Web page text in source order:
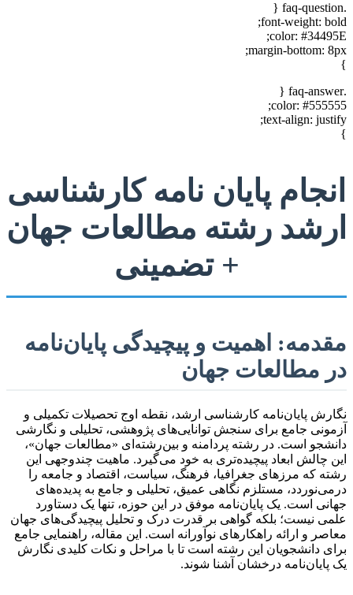
.faq-question {
font-weight: bold;
color: #34495E;
margin-bottom: 8px;
}
.faq-answer {
color: #555555;
text-align: justify;
}
انجام پایان نامه کارشناسی
ارشد رشته مطالعات جهان
+ تضمینی
مقدمه: اهمیت و پیچیدگی پایان‌نامه
در مطالعات جهان
نگارش پایان‌نامه کارشناسی ارشد، نقطه اوج تحصیلات تکمیلی و
آزمونی جامع برای سنجش توانایی‌های پژوهشی، تحلیلی و نگارشی
دانشجو است. در رشته پردامنه و بین‌رشته‌ای «مطالعات جهان»،
این چالش ابعاد پیچیده‌تری به خود می‌گیرد. ماهیت چندوجهی این
رشته که مرزهای جغرافیا، فرهنگ، سیاست، اقتصاد و جامعه را
درمی‌نوردد، مستلزم نگاهی عمیق، تحلیلی و جامع به پدیده‌های
جهانی است. یک پایان‌نامه موفق در این حوزه، تنها یک دستاورد
علمی نیست؛ بلکه گواهی بر قدرت درک و تحلیل پیچیدگی‌های جهان
معاصر و ارائه راهکارهای نوآورانه است. این مقاله، راهنمایی جامع
برای دانشجویان این رشته است تا با مراحل و نکات کلیدی نگارش
یک پایان‌نامه درخشان آشنا شوند.